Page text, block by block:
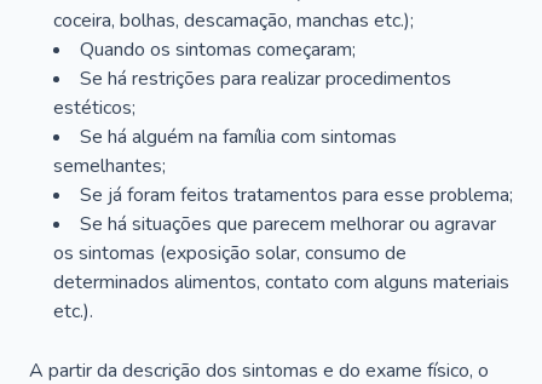
coceira, bolhas, descamação, manchas etc.);
Quando os sintomas começaram;
Se há restrições para realizar procedimentos
estéticos;
Se há alguém na família com sintomas
semelhantes;
Se já foram feitos tratamentos para esse problema;
Se há situações que parecem melhorar ou agravar
os sintomas (exposição solar, consumo de
determinados alimentos, contato com alguns materiais
etc.).
A partir da descrição dos sintomas e do exame físico, o